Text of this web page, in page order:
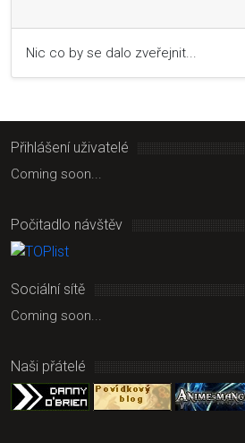
Nic co by se dalo zveřejnit...
Přihlášení uživatelé
Coming soon...
Počitadlo návštěv
Sociální sítě
Coming soon...
Naši přátelé